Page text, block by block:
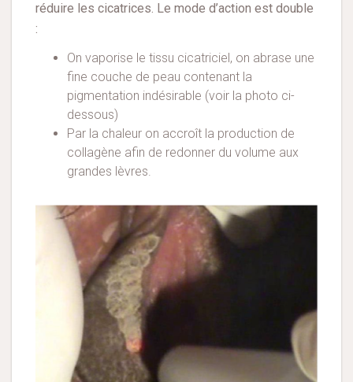
réduire les cicatrices. Le mode d’action est double
:
On vaporise le tissu cicatriciel, on abrase une
fine couche de peau contenant la
pigmentation indésirable (voir la photo ci-
dessous)
Par la chaleur on accroît la production de
collagène afin de redonner du volume aux
grandes lèvres.